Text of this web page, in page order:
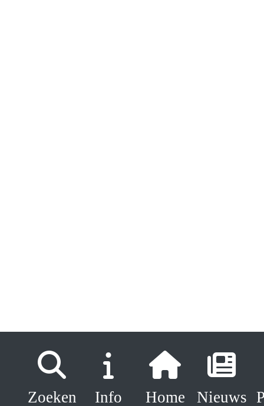
Zoeken Info Home Nieuws